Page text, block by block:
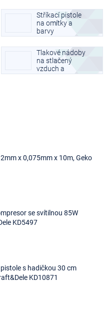
Stříkací pistole
na omítky a
barvy
Tlakové nádoby
na stlačený
vzduch a
příslušenství
x 0,075mm x 10m, Geko
se svítilnou 85W
KD5497
s hadičkou 30 cm
KD10871